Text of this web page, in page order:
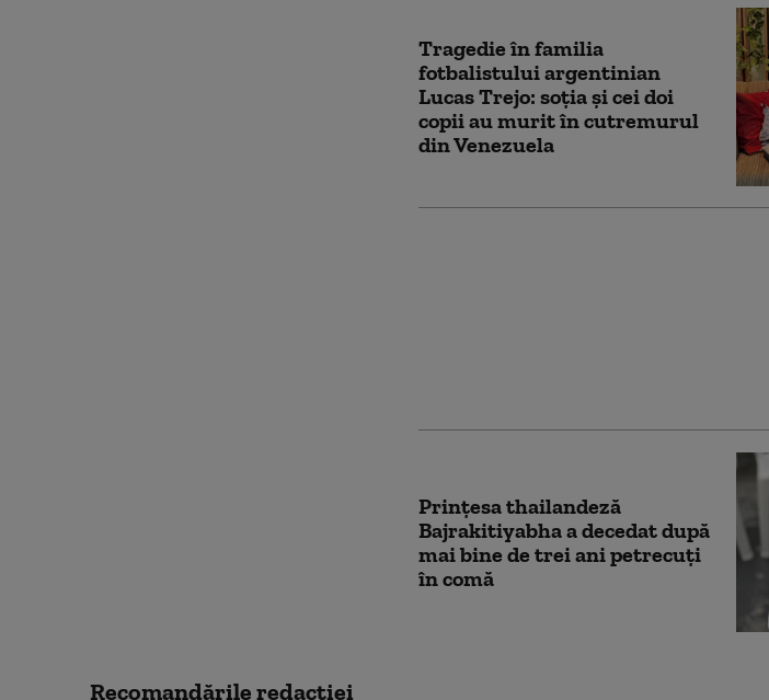
Tragedie în familia
fotbalistului argentinian
Lucas Trejo: soția și cei doi
copii au murit în cutremurul
din Venezuela
Prințesa thailandeză
Bajrakitiyabha a decedat după
mai bine de trei ani petrecuți
în comă
Recomandările redacţiei